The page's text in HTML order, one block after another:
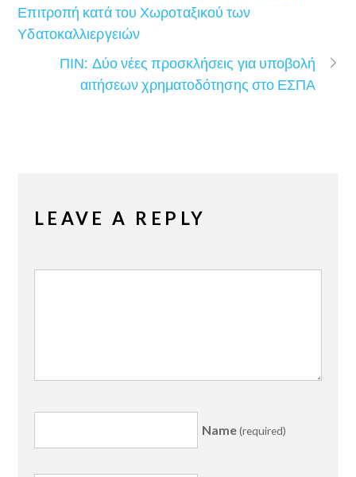
Επιτροπή κατά του Χωροταξικού των
Υδατοκαλλιεργειών
ΠΙΝ: Δύο νέες προσκλήσεις για υποβολή
αιτήσεων χρηματοδότησης στο ΕΣΠΑ
LEAVE A REPLY
Name(required)